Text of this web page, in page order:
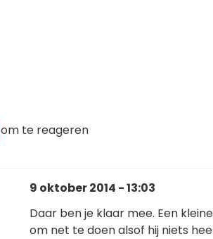
om te reageren
9 oktober 2014 - 13:03
Daar ben je klaar mee. Een
om net te doen alsof hij niets